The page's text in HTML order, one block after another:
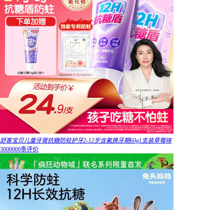
舒客宝贝儿童牙膏抗糖防蛀护牙2-12岁含氟换牙期60g1支装草莓味
3000000条评价